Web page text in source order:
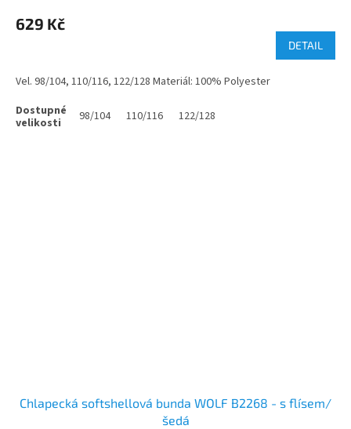
629 Kč
DETAIL
Vel. 98/104, 110/116, 122/128 Materiál: 100% Polyester
98/104 110/116 122/128
Chlapecká softshellová bunda WOLF B2268 - s flísem/
šedá